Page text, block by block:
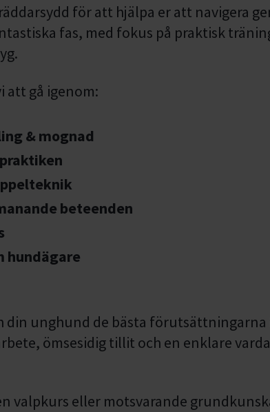
för att hjälpa er att navigera
fas, med fokus på praktisk
att gå igenom:
& mognad
beteenden
hundägare
din unghund de bästa
ömsesidig tillit och en enklare
valpkurs eller motsvarande